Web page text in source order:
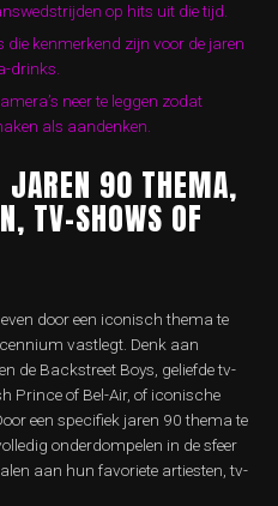
op hits uit die tijd.
die kenmerkend zijn voor de jaren
drinks.
neer te leggen zodat
als aandenken.
JAREN 90 THEMA,
TV-SHOWS OF
door een iconisch thema te
vastlegt. Denk aan
de Backstreet Boys, geliefde tv-
Prince of Bel-Air, of iconische
een specifiek jaren 90 thema te
onderdompelen in de sfeer
aan hun favoriete artiesten, tv-